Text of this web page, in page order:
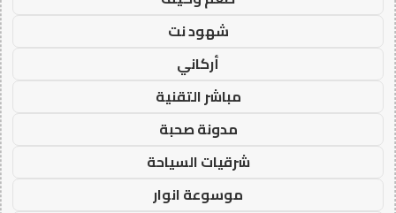
شهود نت
أركاني
مباشر التقنية
مدونة صحبة
شرقيات السياحة
موسوعة انوار